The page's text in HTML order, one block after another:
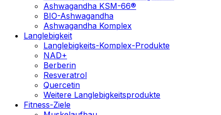
Ashwagandha KSM-66®
BIO-Ashwagandha
Ashwagandha Komplex
Langlebigkeit
Langlebigkeits-Komplex-Produkte
NAD+
Berberin
Resveratrol
Quercetin
Weitere Langlebigkeitsprodukte
Fitness-Ziele